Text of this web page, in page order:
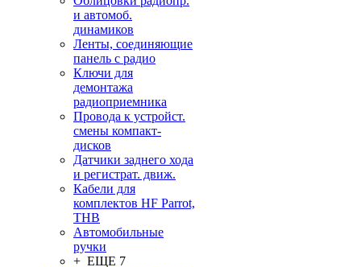
и автомоб.
динамиков
Ленты, соединяющие
панель с радио
Ключи для
демонтажа
радиоприемника
Провода к устройст.
смены компакт-
дисков
Датчики заднего хода
и регистрат. движ.
Кабели для
комплектов HF Parrot,
THB
Автомобильные
ручки
+ ЕЩЕ 7